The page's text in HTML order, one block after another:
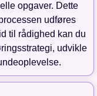
opgaver. Dette
udføres
til rådighed kan du
udvikle